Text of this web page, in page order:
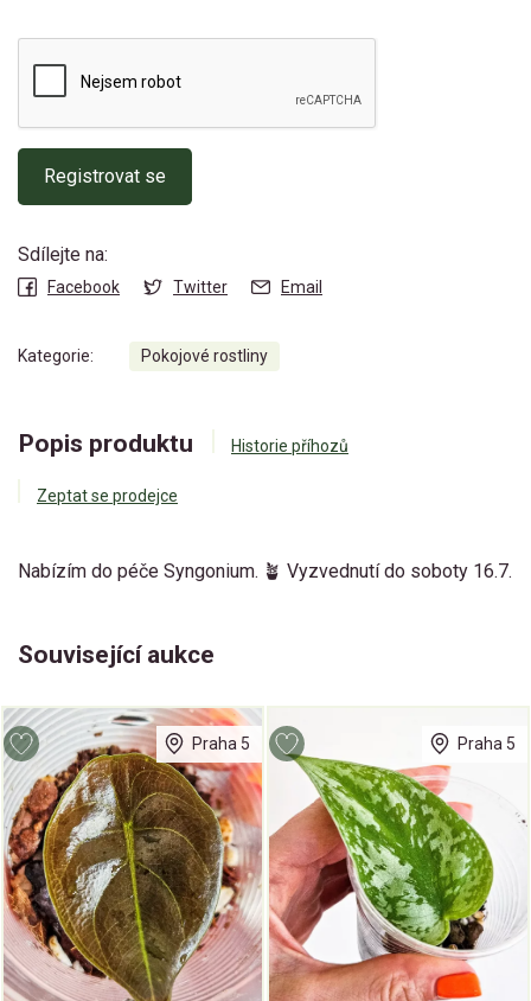
Registrovat se
Sdílejte na:
Facebook Twitter Email
Kategorie: Pokojové rostliny
Popis produktu Historie příhozů
Zeptat se prodejce
Nabízím do péče Syngonium. 🪴 Vyzvednutí do soboty 16.7.
Související aukce
Praha 5 Praha 5